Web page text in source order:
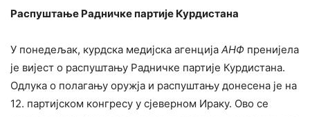
Распуштање Радничке партије Курдистана
У понедељак, курдска медијска агенција АНФ пренијела
је вијест о распуштању Радничке партије Курдистана.
Одлука о полагању оружја и распуштању донесена је на
12. партијском конгресу у сјеверном Ираку. Ово се